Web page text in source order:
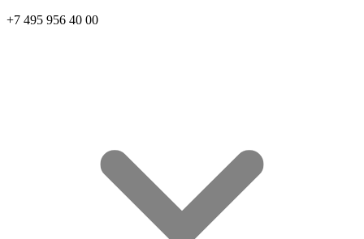
+7 495 956 40 00